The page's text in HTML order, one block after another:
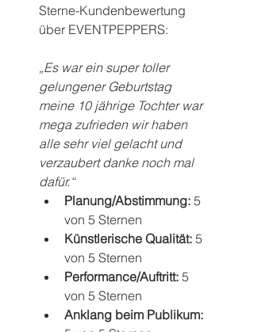
Sterne-Kundenbewertung
über EVENTPEPPERS:
„Es war ein super toller
gelungener Geburtstag
meine 10 jährige Tochter war
mega zufrieden wir haben
alle sehr viel gelacht und
verzaubert danke noch mal
dafür.“
Planung/Abstimmung: 5
von 5 Sternen
Künstlerische Qualität: 5
von 5 Sternen
Performance/Auftritt: 5
von 5 Sternen
Anklang beim Publikum: